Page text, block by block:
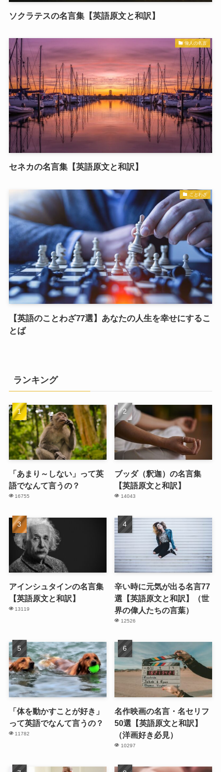
ソクラテスの名言集【英語原文と和訳】
偉人の名言
セネカの名言集【英語原文と和訳】
ことわざ
【英語のことわざ77選】あなたの人生を幸せにするこ
とば
ランキング
「あまり～しない」って英
語でなんて言うの？
16755
ブッダ（釈迦）の名言集
【英語原文と和訳】
14043
アインシュタインの名言集
【英語原文と和訳】
13119
辛い時に元気が出る名言77
選【英語原文と和訳】（世
界の偉人たちの言葉）
12526
「体を動かすことが好き」
って英語でなんて言うの？
11782
名作映画の名言・名セリフ
50選【英語原文と和訳】
（洋画好き必見）
10297